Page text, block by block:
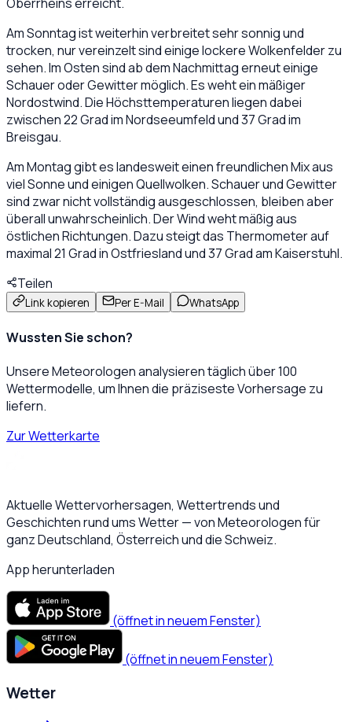
Am Sonntag ist weiterhin verbreitet sehr sonnig und
trocken, nur vereinzelt sind einige lockere Wolkenfelder zu
sehen. Im Osten sind ab dem Nachmittag erneut einige
Schauer oder Gewitter möglich. Es weht ein mäßiger
Nordostwind. Die Höchsttemperaturen liegen dabei
zwischen 22 Grad im Nordseeumfeld und 37 Grad im
Breisgau.
Am Montag gibt es landesweit einen freundlichen Mix aus
viel Sonne und einigen Quellwolken. Schauer und Gewitter
sind zwar nicht vollständig ausgeschlossen, bleiben aber
überall unwahrscheinlich. Der Wind weht mäßig aus
östlichen Richtungen. Dazu steigt das Thermometer auf
maximal 21 Grad in Ostfriesland und 37 Grad am Kaiserstuhl.
Teilen
Link kopieren Per E-Mail WhatsApp
Wussten Sie schon?
Unsere Meteorologen analysieren täglich über 100
Wettermodelle, um Ihnen die präziseste Vorhersage zu
liefern.
Zur Wetterkarte
Aktuelle Wettervorhersagen, Wettertrends und
Geschichten rund ums Wetter — von Meteorologen für
ganz Deutschland, Österreich und die Schweiz.
App herunterladen
(öffnet in neuem Fenster)
(öffnet in neuem Fenster)
Wetter